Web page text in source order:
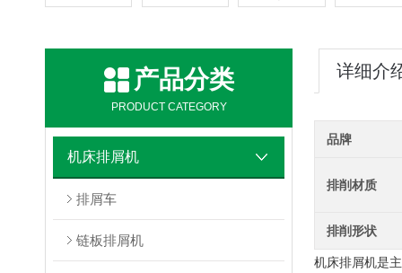
产品分类
PRODUCT CATEGORY
机床排屑机
排屑车
链板排屑机
详细介
品牌
排削材质
排削形状
机床排屑机是